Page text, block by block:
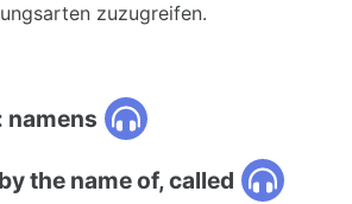
zuzugreifen.
namens
the name of, called